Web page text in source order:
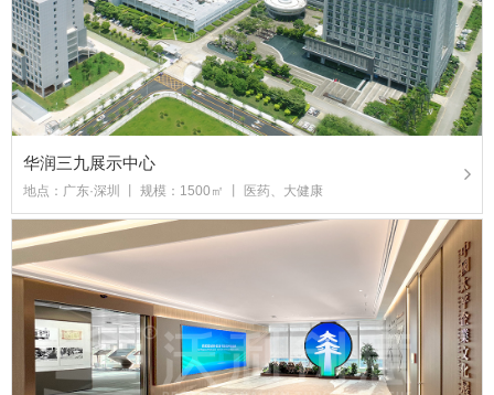
华润三九展示中心
地点：广东·深圳 丨 规模：1500㎡ 丨 医药、大健康